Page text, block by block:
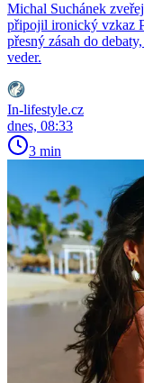
Michal Suchánek
připojil ironický vzkaz
přesný zásah do
veder.
In-lifestyle.cz
dnes, 08:33
3 min